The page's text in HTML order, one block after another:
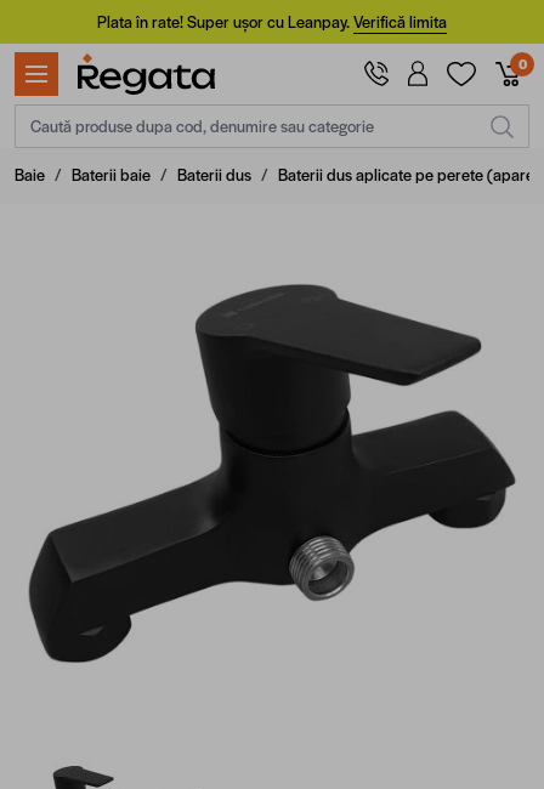
Mergi la ConținutPlata în rate! Super ușor cu Leanpay.Verifică limita
0
Caută produse dupa cod, denumire sau categorie
Baie / Baterii baie / Baterii dus / Baterii dus aplicate pe perete
View larger image